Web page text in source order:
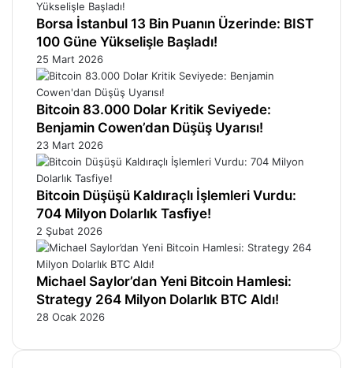
Borsa İstanbul 13 Bin Puanın Üzerinde: BIST
100 Güne Yükselişle Başladı!
25 Mart 2026
Bitcoin 83.000 Dolar Kritik Seviyede:
Benjamin Cowen’dan Düşüş Uyarısı!
23 Mart 2026
Bitcoin Düşüşü Kaldıraçlı İşlemleri Vurdu:
704 Milyon Dolarlık Tasfiye!
2 Şubat 2026
Michael Saylor’dan Yeni Bitcoin Hamlesi:
Strategy 264 Milyon Dolarlık BTC Aldı!
28 Ocak 2026